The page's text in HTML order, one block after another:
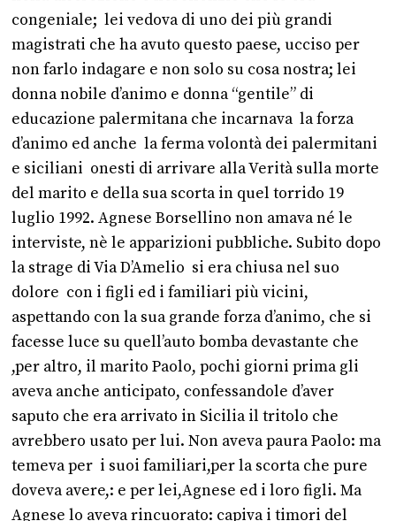
congeniale; lei vedova di uno dei più grandi
magistrati che ha avuto questo paese, ucciso per
non farlo indagare e non solo su cosa nostra; lei
donna nobile d’animo e donna “gentile” di
educazione palermitana che incarnava la forza
d’animo ed anche la ferma volontà dei palermitani
e siciliani onesti di arrivare alla Verità sulla morte
del marito e della sua scorta in quel torrido 19
luglio 1992. Agnese Borsellino non amava né le
interviste, nè le apparizioni pubbliche. Subito dopo
la strage di Via D’Amelio si era chiusa nel suo
dolore con i figli ed i familiari più vicini,
aspettando con la sua grande forza d’animo, che si
facesse luce su quell’auto bomba devastante che
,per altro, il marito Paolo, pochi giorni prima gli
aveva anche anticipato, confessandole d’aver
saputo che era arrivato in Sicilia il tritolo che
avrebbero usato per lui. Non aveva paura Paolo: ma
temeva per i suoi familiari,per la scorta che pure
doveva avere,: e per lei,Agnese ed i loro figli. Ma
Agnese lo aveva rincuorato: capiva i timori del